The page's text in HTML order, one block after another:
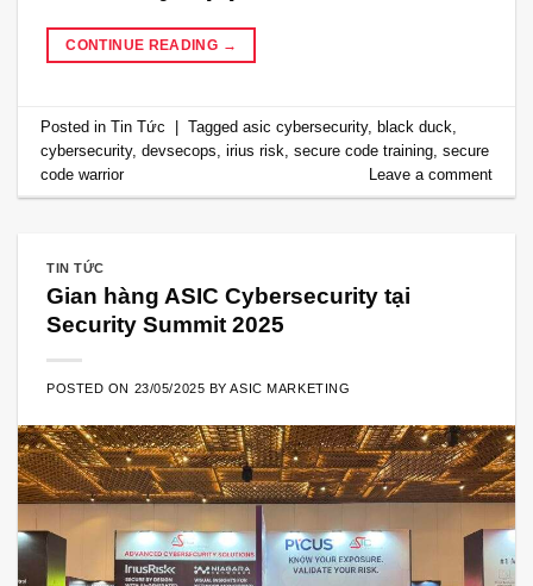
CONTINUE READING →
Posted inTin Tức | Taggedasic cybersecurity,black duck
cybersecurity,devsecops ,irius risk ,secure code training ,secure
code warrior
Leave a comment
TIN TỨC
Gian hàng ASIC Cybersecurity tại
Security Summit 2025
POSTED ON 23/05/2025 BYASIC MARKETING